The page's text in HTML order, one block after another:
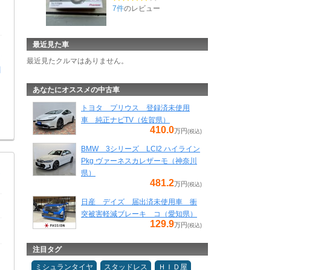
7件のレビュー
最近見た車
最近見たクルマはありません。
あなたにオススメの中古車
トヨタ プリウス 登録済未使用
車 純正ナビTV（佐賀県）
410.0万円(税込)
BMW 3シリーズ LCI2 ハイライン
Pkg ヴァーネスカレザーモ（神奈川
県）
481.2万円(税込)
日産 デイズ 届出済未使用車 衝
突被害軽減ブレーキ コ（愛知県）
129.9万円(税込)
注目タグ
ミシュランタイヤ スタッドレス ＨＩＤ屋